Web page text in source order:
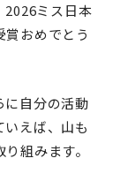
ミス日本
おめでとう
自分の活動
えば、山も
組みます。